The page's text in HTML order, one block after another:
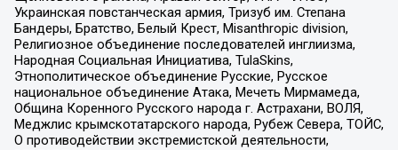
Украинская повстанческая армия, Тризуб им. Степана
Бандеры, Братство, Белый Крест, Misanthropic division,
Религиозное объединение последователей инглиизма,
Народная Социальная Инициатива, TulaSkins,
Этнополитическое объединение Русские, Русское
национальное объединение Атака, Мечеть Мирмамеда,
Община Коренного Русского народа г. Астрахани, ВОЛЯ,
Меджлис крымскотатарского народа, Рубеж Севера, ТОЙС,
О противодействии экстремистской деятельности,